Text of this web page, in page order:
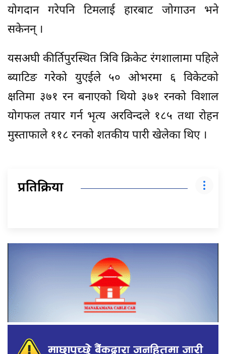
योगदान गरेपनि टिमलाई हारबाट जोगाउन भने
सकेनन् ।
यसअघी कीर्तिपुरस्थित त्रिवि क्रिकेट रंगशालामा पहिले
ब्याटिङ गरेको युएईले ५० ओभरमा ६ विकेटको
क्षतिमा ३७१ रन बनाएको थियो ३७१ रनको विशाल
योगफल तयार गर्न भृत्य अरविन्दले १८५ तथा रोहन
मुस्ताफाले ११८ रनको शतकीय पारी खेलेका थिए ।
प्रतिक्रिया